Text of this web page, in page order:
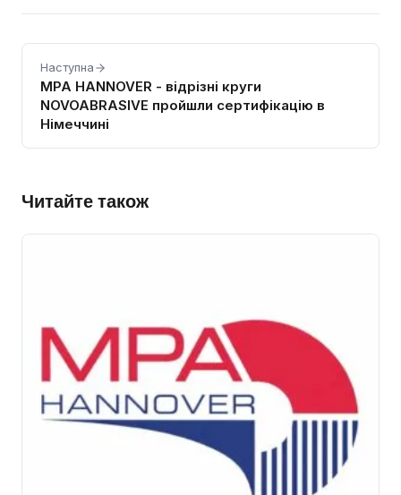
Наступна
MPA HANNOVER - відрізні круги
NOVOABRASIVE пройшли сертифікацію в
Німеччині
Читайте також